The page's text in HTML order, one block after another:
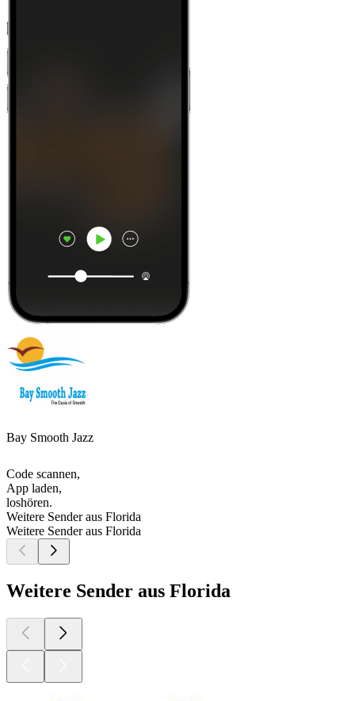
Bay Smooth Jazz
Code scannen,
App laden,
loshören.
Weitere Sender aus Florida
Weitere Sender aus Florida
Weitere Sender aus Florida